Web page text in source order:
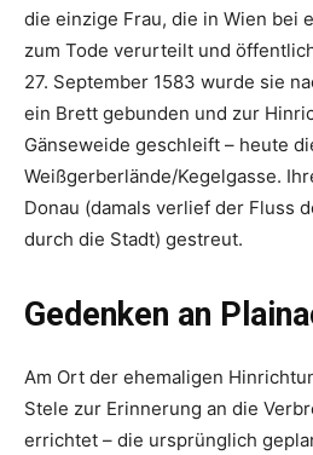
die einzige Frau, die in Wien bei
zum Tode verurteilt und
27. September 1583 wurde sie
ein Brett gebunden und zur
Gänseweide geschleift – heute
Weißgerberlände/Kegelgasse.
Donau (damals verlief der Fluss
durch die Stadt) gestreut.
Gedenken an
Am Ort der ehemaligen
Stele zur Erinnerung an die
errichtet – die ursprünglich